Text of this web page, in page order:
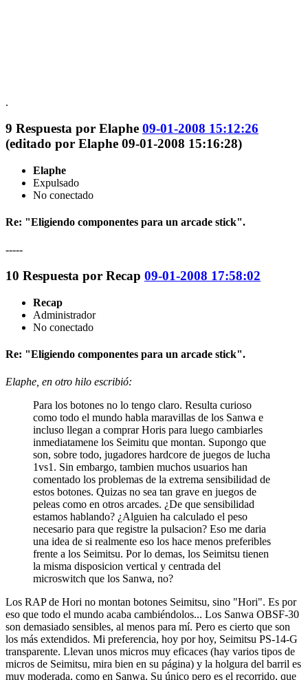
.
9 Respuesta por Elaphe 09-01-2008 15:12:26
(editado por Elaphe 09-01-2008 15:16:28)
Elaphe
Expulsado
No conectado
Re: "Eligiendo componentes para un arcade stick".
-----
10 Respuesta por Recap 09-01-2008 17:58:02
Recap
Administrador
No conectado
Re: "Eligiendo componentes para un arcade stick".
Elaphe, en otro hilo escribió:
Para los botones no lo tengo claro. Resulta curioso
como todo el mundo habla maravillas de los Sanwa e
incluso llegan a comprar Horis para luego cambiarles
inmediatamene los Seimitu que montan. Supongo que
son, sobre todo, jugadores hardcore de juegos de lucha
1vs1. Sin embargo, tambien muchos usuarios han
comentado los problemas de la extrema sensibilidad de
estos botones. Quizas no sea tan grave en juegos de
peleas como en otros arcades. ¿De que sensibilidad
estamos hablando? ¿Alguien ha calculado el peso
necesario para que registre la pulsacion? Eso me daria
una idea de si realmente eso los hace menos preferibles
frente a los Seimitsu. Por lo demas, los Seimitsu tienen
la misma disposicion vertical y centrada del
microswitch que los Sanwa, no?
Los RAP de Hori no montan botones Seimitsu, sino "Hori". Es por
eso que todo el mundo acaba cambiéndolos... Los Sanwa OBSF-30
son demasiado sensibles, al menos para mí. Pero es cierto que son
los más extendidos. Mi preferencia, hoy por hoy, Seimitsu PS-14-G
transparente. Llevan unos micros muy eficaces (hay varios tipos de
micros de Seimitsu, mira bien en su página) y la holgura del barril es
muy moderada, como en Sanwa. Su único pero es el recorrido, que